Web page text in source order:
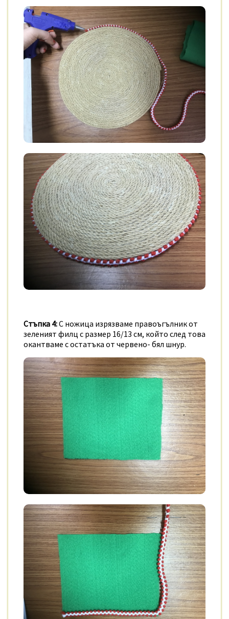
Стъпка 4:С ножица изрязваме правоъгълник от
зеленият филц с размер 16/13 см, който след това
окантваме с остатъка от червено- бял шнур.